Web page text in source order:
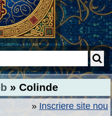
» Colinde
» Inscriere site nou